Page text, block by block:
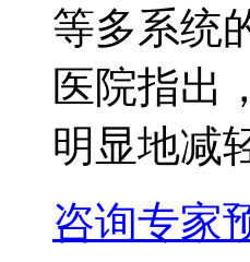
等多系统
医院指出
明显地减
咨询专家